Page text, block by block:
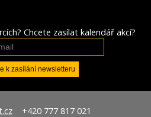
Chcete zasílat kalendář akcí?
+420 777 817 021